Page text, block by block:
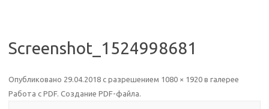
Screenshot_1524998681
Опубликовано 29.04.2018 с разрешением 1080 × 1920 в галерее
Работа с PDF. Создание PDF-файла.